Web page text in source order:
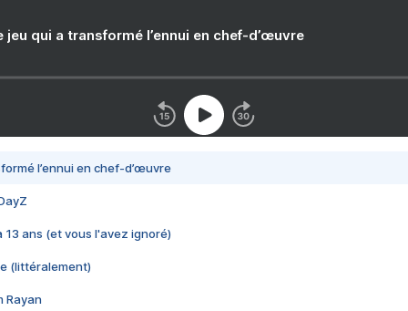
jeu qui a transformé l’ennui en chef-d’œuvre
l’ennui en chef-d’œuvre
13 ans (et vous l'avez ignoré)
(littéralement)
Rayan